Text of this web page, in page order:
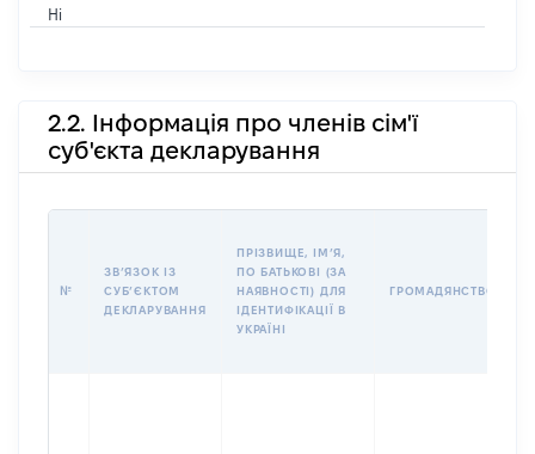
Ні
2.2. Інформація про членів сім'ї
суб'єкта декларування
№
ЗВʼЯЗОК ІЗ
СУБʼЄКТОМ
ДЕКЛАРУВАННЯ
ПРІЗВИЩЕ, ІМʼЯ,
ПО БАТЬКОВІ (ЗА
НАЯВНОСТІ) ДЛЯ
ІДЕНТИФІКАЦІЇ В
УКРАЇНІ
ГРОМАДЯНСТВО